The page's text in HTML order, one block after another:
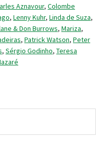
Madonna
Aznavour, Colombe
, Lenny Kuhr, Linda de Suza,
& Don Burrows, Mariza,
, Patrick Watson, Peter
, Sérgio Godinho, Teresa